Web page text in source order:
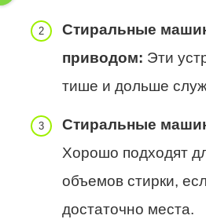
Стиральные
приводом: Эти
тише и дольше
Стиральные
Хорошо подходят
объемов стирки,
достаточно места.